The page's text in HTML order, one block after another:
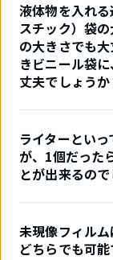
液体物を入れ
スチック）袋
の大きさでも
きビニール袋
丈夫でしょうか
ライターとい
が、1個だった
とが出来るの
未現像フィル
どちらでも可